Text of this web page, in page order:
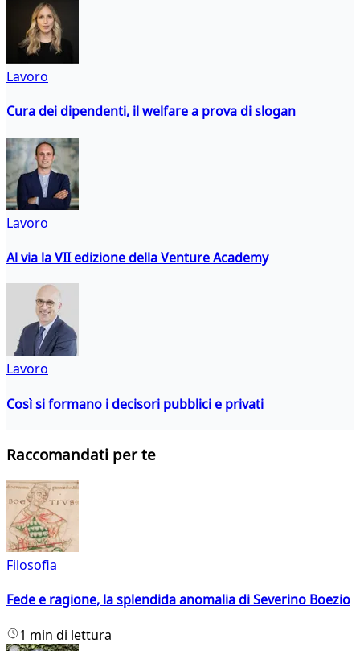
Lavoro
Cura dei dipendenti, il welfare a prova di slogan
Lavoro
Al via la VII edizione della Venture Academy
Lavoro
Così si formano i decisori pubblici e privati
Raccomandati per te
Filosofia
Fede e ragione, la splendida anomalia di Severino Boezio
1 min di lettura